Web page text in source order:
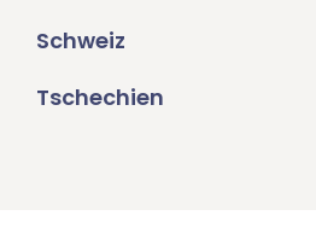
Schweiz
Tschechien